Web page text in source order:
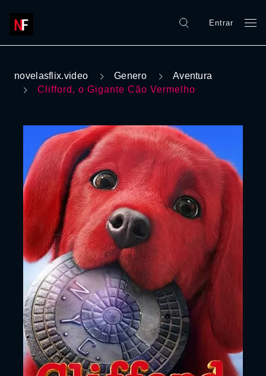
Entrar
novelasflix.video Genero
Aventura
Clifford, o Gigante Cão Vermelho